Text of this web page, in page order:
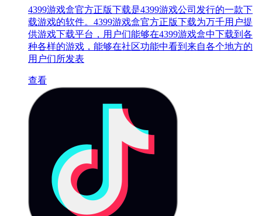
4399游戏盒官方正版下载是4399游戏公司发行的一款下
载游戏的软件。4399游戏盒官方正版下载为万千用户提
供游戏下载平台，用户们能够在4399游戏盒中下载到各
种各样的游戏，能够在社区功能中看到来自各个地方的
用户们所发表
查看